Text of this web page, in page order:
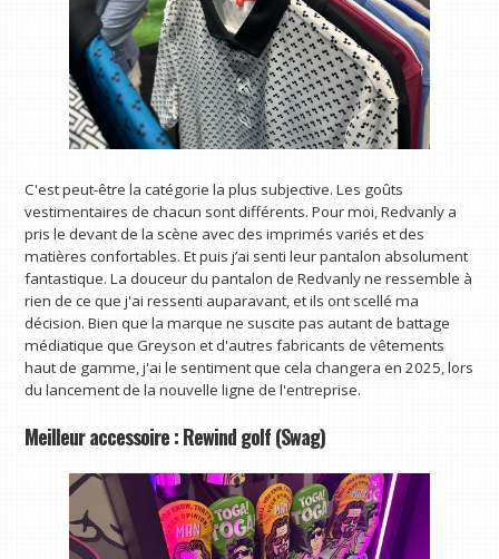
C'est peut-être la catégorie la plus subjective. Les goûts
vestimentaires de chacun sont différents. Pour moi, Redvanly a
pris le devant de la scène avec des imprimés variés et des
matières confortables. Et puis j’ai senti leur pantalon absolument
fantastique. La douceur du pantalon de Redvanly ne ressemble à
rien de ce que j'ai ressenti auparavant, et ils ont scellé ma
décision. Bien que la marque ne suscite pas autant de battage
médiatique que Greyson et d'autres fabricants de vêtements
haut de gamme, j'ai le sentiment que cela changera en 2025, lors
du lancement de la nouvelle ligne de l'entreprise.
Meilleur accessoire : Rewind golf (Swag)